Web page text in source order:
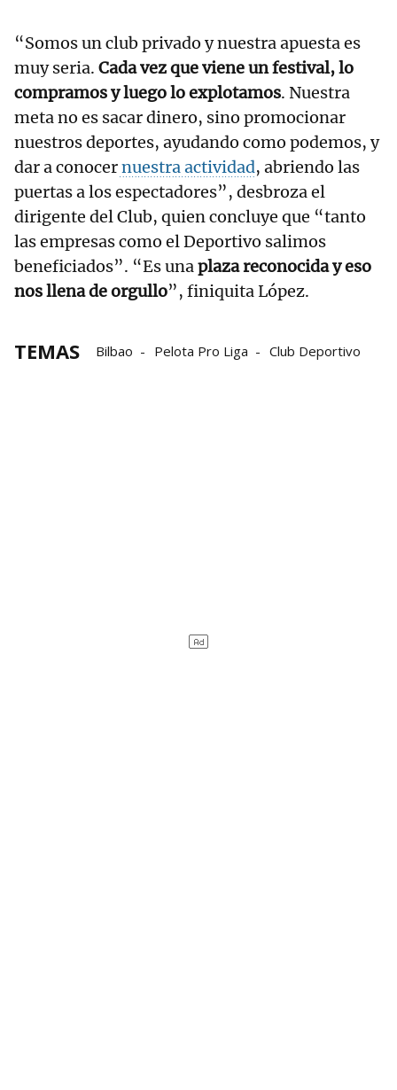
“Somos un club privado y nuestra apuesta es
muy seria. Cada vez que viene un festival, lo
compramos y luego lo explotamos. Nuestra
meta no es sacar dinero, sino promocionar
nuestros deportes, ayudando como podemos, y
dar a conocernuestra actividad, abriendo las
puertas a los espectadores”, desbroza el
dirigente del Club, quien concluye que “tanto
las empresas como el Deportivo salimos
beneficiados”. “Es unaplaza reconocida y eso
nos llena de orgullo”, finiquita López.
TEMAS Bilbao Pelota Pro Liga Club Deportivo